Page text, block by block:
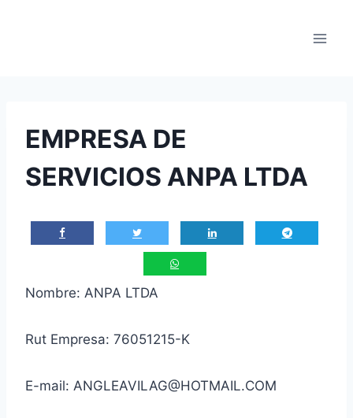
EMPRESA DE
SERVICIOS ANPA LTDA
Nombre: ANPA LTDA
Rut Empresa: 76051215-K
E-mail: ANGLEAVILAG@HOTMAIL.COM